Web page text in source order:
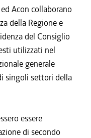
Acon collaborano
della Regione e
del Consiglio
utilizzati nel
generale
singoli settori della
essere
di secondo